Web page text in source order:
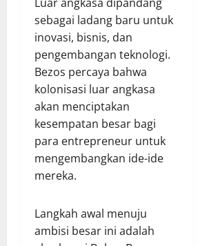
sebagai ladang baru untuk
inovasi, bisnis, dan
pengembangan teknologi.
Bezos percaya bahwa
kolonisasi luar angkasa
akan menciptakan
kesempatan besar bagi
para entrepreneur untuk
mengembangkan ide-ide
mereka.
Langkah awal menuju
ambisi besar ini adalah